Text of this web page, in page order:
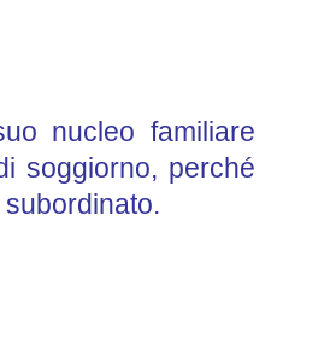
nucleo familiare
soggiorno, perché